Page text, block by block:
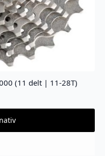
(11 delt | 11-28T)